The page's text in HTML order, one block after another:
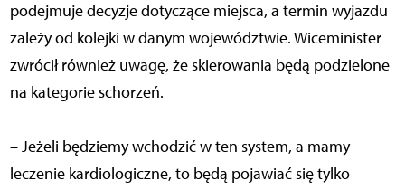
podejmuje decyzje dotyczące miejsca, a termin wyjazdu
zależy od kolejki w danym województwie. Wiceminister
zwrócił również uwagę, że skierowania będą podzielone
na kategorie schorzeń.
– Jeżeli będziemy wchodzić w ten system, a mamy
leczenie kardiologiczne, to będą pojawiać się tylko